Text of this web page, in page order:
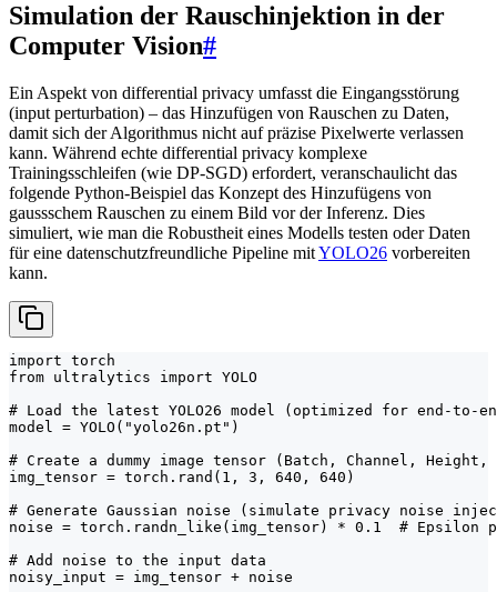
Simulation der Rauschinjektion in der
Computer Vision#
Ein Aspekt von differential privacy umfasst die Eingangsstörung
(input perturbation) – das Hinzufügen von Rauschen zu Daten,
damit sich der Algorithmus nicht auf präzise Pixelwerte verlassen
kann. Während echte differential privacy komplexe
Trainingsschleifen (wie DP-SGD) erfordert, veranschaulicht das
folgende Python-Beispiel das Konzept des Hinzufügens von
gaussschem Rauschen zu einem Bild vor der Inferenz. Dies
simuliert, wie man die Robustheit eines Modells testen oder Daten
für eine datenschutzfreundliche Pipeline mitYOLO26 vorbereiten
kann.
import torch
from ultralytics import YOLO
# Load the latest YOLO26 model (optimized for end-to-
model = YOLO("yolo26n.pt")
# Create a dummy image tensor (Batch, Channel, Height,
img_tensor = torch.rand(1, 3, 640, 640)
# Generate Gaussian noise (simulate privacy noise
noise = torch.randn_like(img_tensor) * 0.1  # Epsilon
# Add noise to the input data
noisy_input = img_tensor + noise